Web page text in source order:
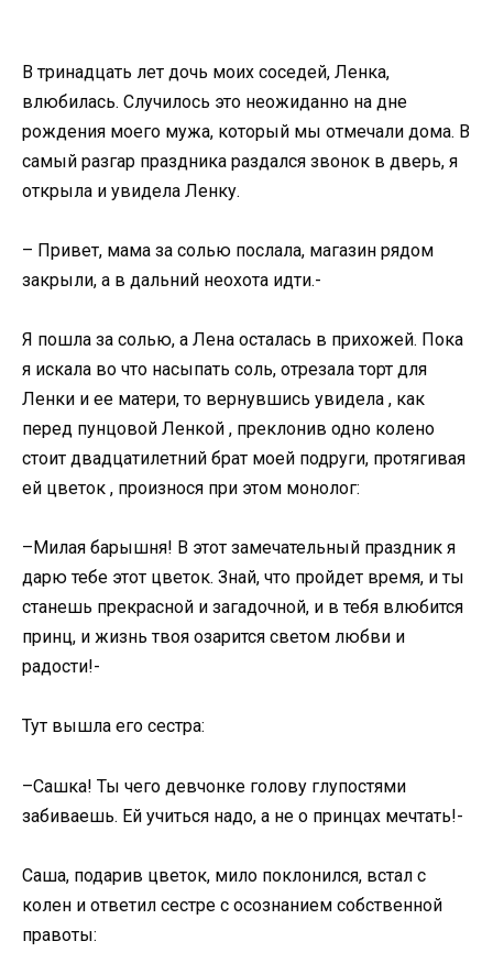
В тринадцать лет дочь моих соседей, Ленка,
влюбилась. Случилось это неожиданно на дне
рождения моего мужа, который мы отмечали дома. В
самый разгар праздника раздался звонок в дверь, я
открыла и увидела Ленку.
– Привет, мама за солью послала, магазин рядом
закрыли, а в дальний неохота идти.-
Я пошла за солью, а Лена осталась в прихожей. Пока
я искала во что насыпать соль, отрезала торт для
Ленки и ее матери, то вернувшись увидела , как
перед пунцовой Ленкой , преклонив одно колено
стоит двадцатилетний брат моей подруги, протягивая
ей цветок , произнося при этом монолог:
–Милая барышня! В этот замечательный праздник я
дарю тебе этот цветок. Знай, что пройдет время, и ты
станешь прекрасной и загадочной, и в тебя влюбится
принц, и жизнь твоя озарится светом любви и
радости!-
Тут вышла его сестра:
–Сашка! Ты чего девчонке голову глупостями
забиваешь. Ей учиться надо, а не о принцах мечтать!-
Саша, подарив цветок, мило поклонился, встал с
колен и ответил сестре с осознанием собственной
правоты: